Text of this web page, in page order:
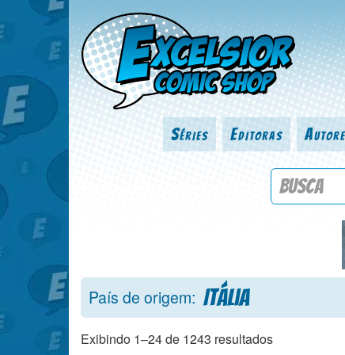
Séries Editoras
Procure
País de origem: Itália
Exibindo 1–24 de 1243 resultados